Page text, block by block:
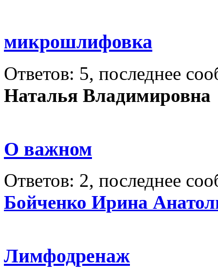
микрошлифовка
Ответов: 5, последнее
Наталья Владимировна
О важном
Ответов: 2, последнее
Бойченко Ирина
Лимфодренаж